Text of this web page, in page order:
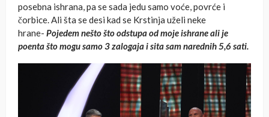
posebna ishrana, pa se sada jedu samo voće, povrće i
čorbice. Ali šta se desi kad se Krstinja uželi neke
hrane- Pojedem nešto što odstupa od moje ishrane ali je
poenta što mogu samo 3 zalogaja i sita sam narednih 5,6 sati.